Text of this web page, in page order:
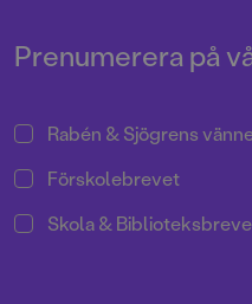
Prenumerera på
Rabén & Sjögrens
Förskolebrevet
Skola &